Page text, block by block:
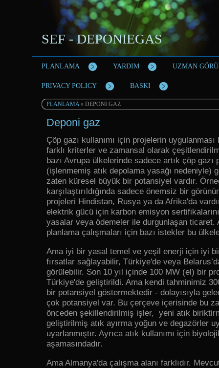
SEF - DEPONIEGAS
PLANLAMA YARDIM UZMAN
PRIVACY POLICY BASKI
PLANLAMA» DEPONI GAZ
Deponi gaz
Çöp gazı kullanımı için projelerin
farklı kriterler ve zamansal olarak
bazı Avrupa ülkelerinde sadece artık çöp gazı
(işlenmemiş atık depolama yasağı nedeniyle)
zaten küresel büyük bir potansiyel vardır.
karşılaştırıldığında sadece önemsiz bir
projeleri Hindistan, Rusya ya da Afrika'da
elektrik gücü için karbon emisyon
yasalar veya ödemeler ile durgunlaşan ticaret.
planlama çalışmaları için bazı istekler bu
Ama iyi bir yasal temel ve yeşil enerji için iyi
fırsatlar sağlayabilir, Türkiye'de veya
görülebilir. Son 10 yıl içinde 100 MW (el) bir
Türkiye'de geliştirildi. Ama kendi tahminimiz
bir potansiyel göstermektedir - dolayısıyla
çok potansiyel var. Bu çerçeve içerisinde bu
önceden şekillendirilmiş işler, yeni atık
geliştirilmiş atık ayırma yoğun ve degazörler
uyarlanmıştır. Ayrıca atık kullanımı için
aşamasındadır.
Ama Almanya'da çalışma alanı farklıdır.